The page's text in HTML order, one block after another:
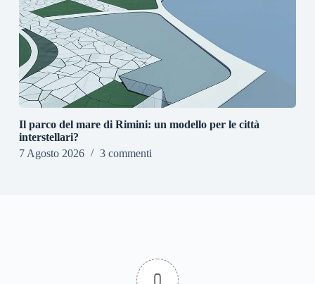
Il parco del mare di Rimini: un modello per le città
interstellari?
7 Agosto 2026
3 commenti